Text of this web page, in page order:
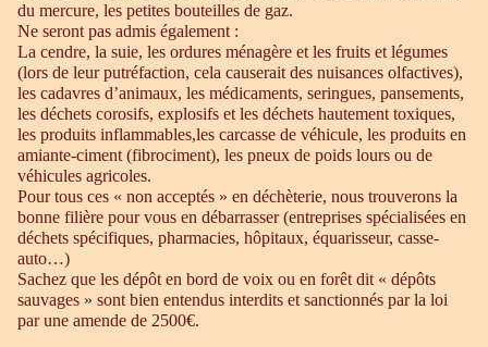
du mercure, les petites bouteilles de gaz.
Ne seront pas admis également :
La cendre, la suie, les ordures ménagère et les fruits et légumes
(lors de leur putréfaction, cela causerait des nuisances olfactives),
les cadavres d’animaux, les médicaments, seringues, pansements,
les déchets corosifs, explosifs et les déchets hautement toxiques,
les produits inflammables,les carcasse de véhicule, les produits en
amiante-ciment (fibrociment), les pneux de poids lours ou de
véhicules agricoles.
Pour tous ces « non acceptés » en déchèterie, nous trouverons la
bonne filière pour vous en débarrasser (entreprises spécialisées en
déchets spécifiques, pharmacies, hôpitaux, équarisseur, casse-
auto…)
Sachez que les dépôt en bord de voix ou en forêt dit « dépôts
sauvages » sont bien entendus interdits et sanctionnés par la loi
par une amende de 2500€.